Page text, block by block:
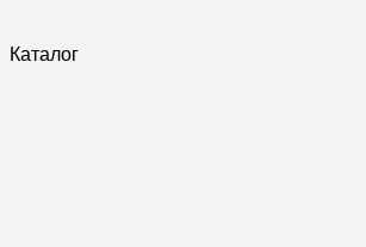
Каталог